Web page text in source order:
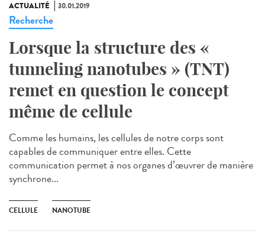
ACTUALITÉ 30.01.2019
Recherche
Lorsque la structure des «
tunneling nanotubes » (TNT)
remet en question le concept
même de cellule
Comme les humains, les cellules de notre corps sont
capables de communiquer entre elles. Cette
communication permet à nos organes d’œuvrer de manière
synchrone...
CELLULE NANOTUBE